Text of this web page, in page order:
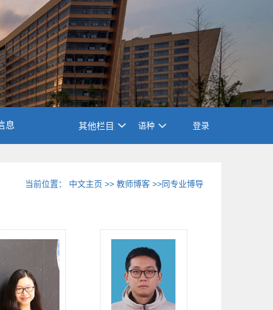
息 其他栏目 语种 登录
当前位置： 中文主页 >>教师博客 >>同专业博导